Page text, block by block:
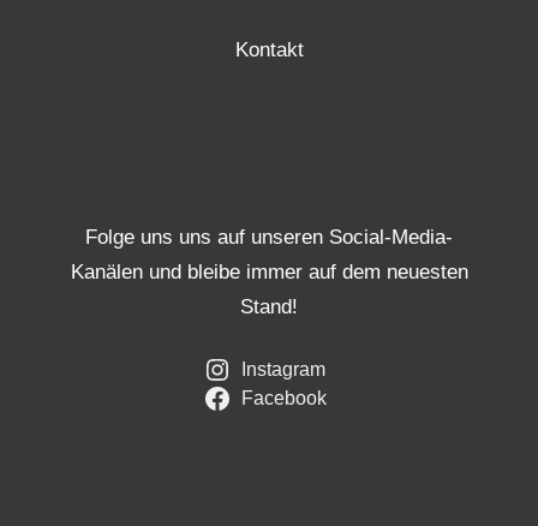
Kontakt
Folge uns uns auf unseren Social-Media-
Kanälen und bleibe immer auf dem neuesten
Stand!
Instagram
Facebook